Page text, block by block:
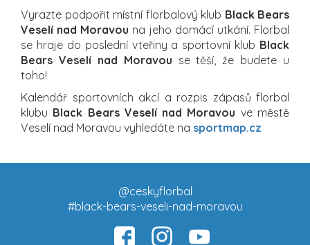
Vyrazte podpořit místní florbalový klub Black Bears
Veselí nad Moravou na jeho domácí utkání. Florbal
se hraje do poslední vteřiny a sportovní klub Black
Bears Veselí nad Moravou se těší, že budete u
toho!
Kalendář sportovních akcí a rozpis zápasů florbal
klubu Black Bears Veselí nad Moravou ve městě
Veselí nad Moravou vyhledáte na sportmap.cz
@ceskyflorbal
#black-bears-veseli-nad-moravou